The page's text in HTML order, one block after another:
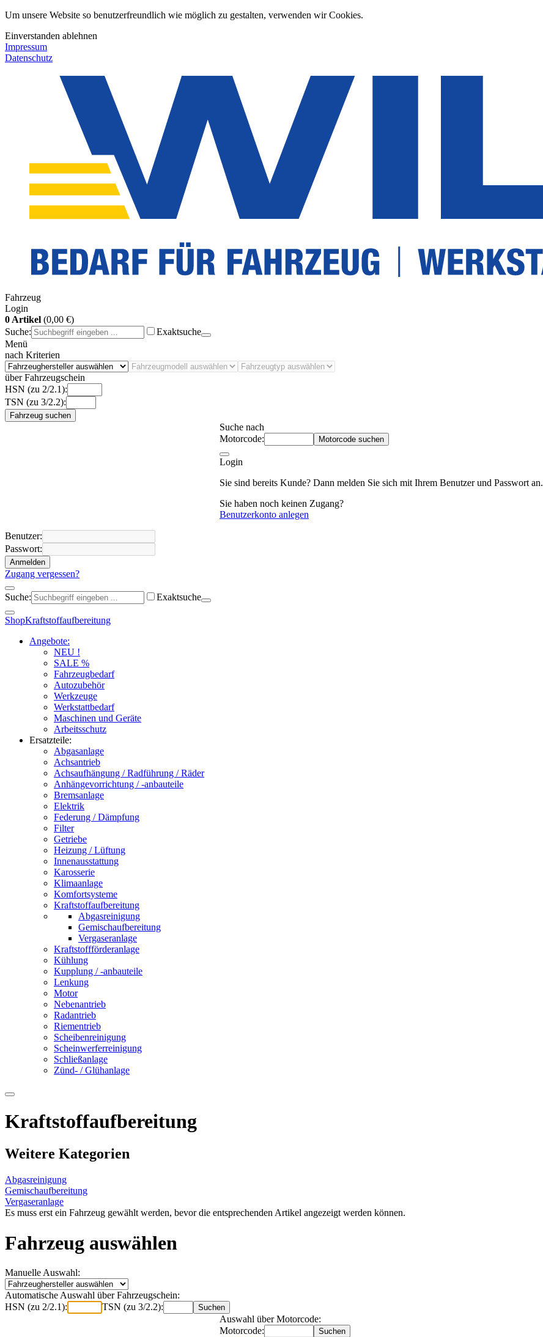
Um unsere Website so benutzerfreundlich wie möglich zu gestalten, verwenden wir Cookies.
Einverstanden ablehnen
Impressum
Datenschutz
Fahrzeug
Login
0 Artikel (0,00 €)
Suche:
Exaktsuche
Menü
nach Kriterien
über Fahrzeugschein
HSN (zu 2/2.1):
TSN (zu 3/2.2):
Fahrzeug suchen
Suche nach
Motorcode:
Motorcode suchen
Login
Sie sind bereits Kunde? Dann melden Sie sich mit Ihrem Benutzer und Passwort an.
Sie haben noch keinen Zugang?
Benutzerkonto anlegen
Benutzer:
Passwort:
Anmelden
Zugang vergessen?
Suche: Exaktsuche
ShopKraftstoffaufbereitung
Angebote:
NEU !
SALE %
Fahrzeugbedarf
Autozubehör
Werkzeuge
Werkstattbedarf
Maschinen und Geräte
Arbeitsschutz
Ersatzteile:
Abgasanlage
Achsantrieb
Achsaufhängung / Radführung / Räder
Anhängevorrichtung / -anbauteile
Bremsanlage
Elektrik
Federung / Dämpfung
Filter
Getriebe
Heizung / Lüftung
Innenausstattung
Karosserie
Klimaanlage
Komfortsysteme
Kraftstoffaufbereitung
Abgasreinigung
Gemischaufbereitung
Vergaseranlage
Kraftstoffförderanlage
Kühlung
Kupplung / -anbauteile
Lenkung
Motor
Nebenantrieb
Radantrieb
Riementrieb
Scheibenreinigung
Scheinwerferreinigung
Schließanlage
Zünd- / Glühanlage
Kraftstoffaufbereitung
Weitere Kategorien
Abgasreinigung
Gemischaufbereitung
Vergaseranlage
Es muss erst ein Fahrzeug gewählt werden, bevor die entsprechenden Artikel angezeigt werden können.
Fahrzeug auswählen
Manuelle Auswahl:
Automatische Auswahl über Fahrzeugschein:
HSN (zu 2/2.1):
TSN (zu 3/2.2):
Auswahl über Motorcode:
Motorcode: